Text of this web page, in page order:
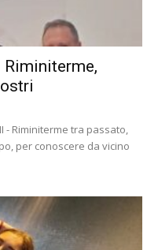
- Riminiterme tra passato,
per conoscere da vicino